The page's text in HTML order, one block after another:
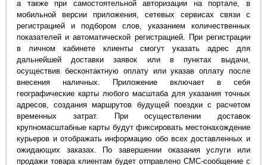
а также при самостоятельной авторизации на портале, в
мобильной версии приложения, сетевых сервисах связи с
регистрацией и подбором слов, указанием количественных
показателей и автоматической регистрацией. При регистрации
в личном кабинете клиенты смогут указать адрес для
дальнейшей доставки заявок или в пунктах выдачи,
осуществив бесконтактную оплату или указав оплату после
внесения наличных. Приложение включает в себя
географические карты любого масштаба для указания точных
адресов, создания маршрутов будущей поездки с расчетом
временных затрат. При осуществлении доставок
крупномасштабные карты будут фиксировать местонахождение
курьеров и отображать информацию обо всех доставленных и
ожидающих заказах. По завершении оказания услуги или
продажи товара клиентам будет отправлено СМС-сообщение с